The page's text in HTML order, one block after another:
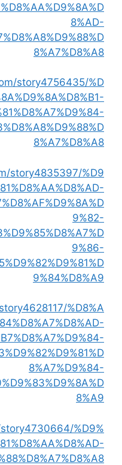
8%AD-
8%A7%D8%A8
story4756435/%D
8%A7%D8%A8
story4835397/%D9
9%82-
9%86-
9%84%D8%A9
%D8%A
8%A7%D9%84-
8%A9
%D9%
81%D8%AA%D8%AD-